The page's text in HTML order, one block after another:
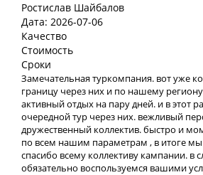
Ростислав Шайбалов
Дата: 2026-07-06
Качество
Стоимость
Сроки
Замечательная туркомпания. вот уже
границу через них и по нашему
активный отдых на пару дней. и в этот
очередной тур через них. вежливый
дружественный коллектив. быстро и
по всем нашим параметрам , в итоге
спасибо всему коллективу кампании. в
обязательно воспользуемся вашими